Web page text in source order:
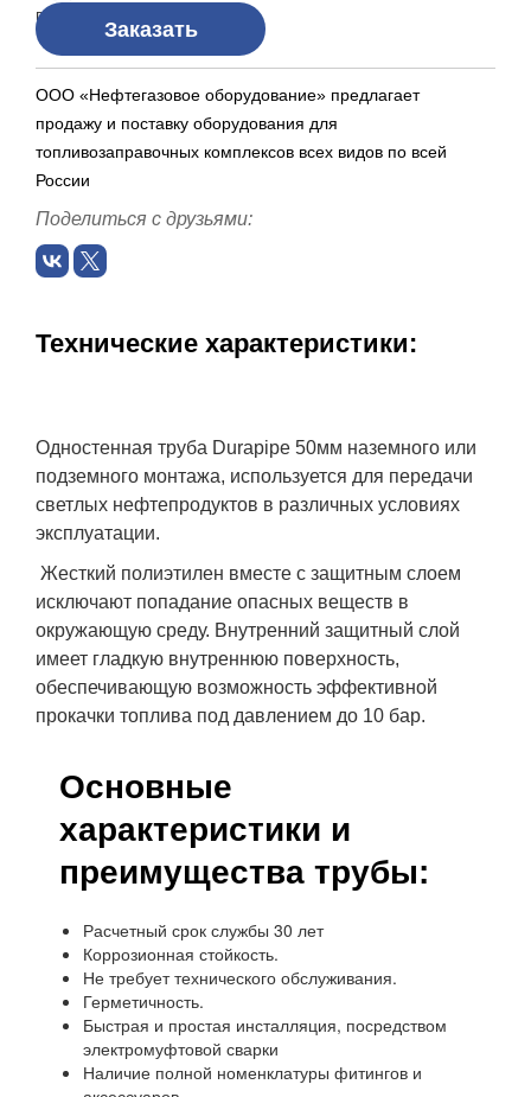
Заказать
ООО «Нефтегазовое оборудование» предлагает
продажу и поставку оборудования для
топливозаправочных комплексов всех видов по всей
России
Поделиться с друзьями:
Технические характеристики:
Одностенная труба Durapipe 50мм наземного или
подземного монтажа, используется для передачи
светлых нефтепродуктов в различных условиях
эксплуатации.
Жесткий полиэтилен вместе с защитным слоем
исключают попадание опасных веществ в
окружающую среду. Внутренний защитный слой
имеет гладкую внутреннюю поверхность,
обеспечивающую возможность эффективной
прокачки топлива под давлением до 10 бар.
Основные
характеристики и
преимущества трубы:
Расчетный срок службы 30 лет
Коррозионная стойкость.
Не требует технического обслуживания.
Герметичность.
Быстрая и простая инсталляция, посредством
электромуфтовой сварки
Наличие полной номенклатуры фитингов и